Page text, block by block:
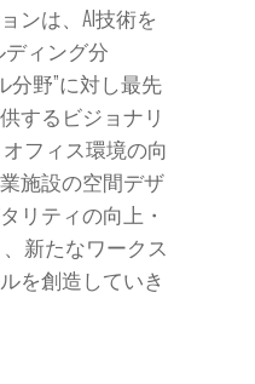
ンは、AI技術を
ィング分
分野”に対し最先
するビジョナリ
フィス環境の向
施設の空間デザ
リティの向上・
新たなワークス
を創造していき